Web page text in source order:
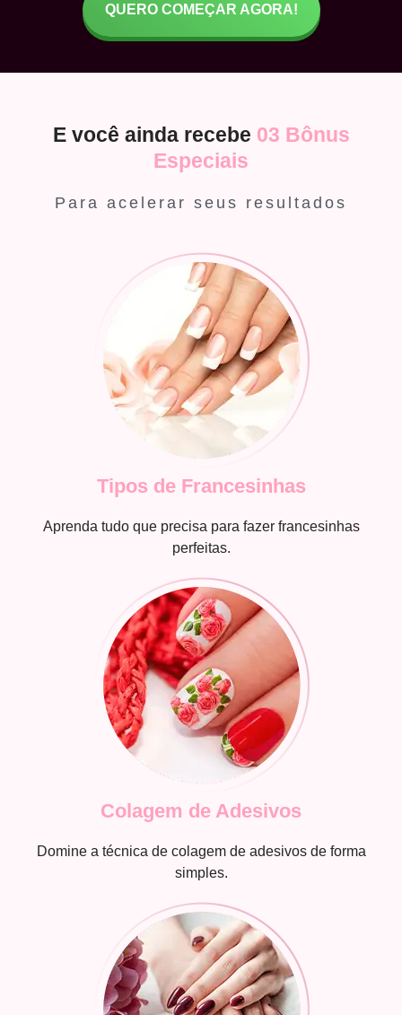
QUERO COMEÇAR AGORA!
E você ainda recebe 03 Bônus
Especiais
Para acelerar seus resultados
Tipos de Francesinhas
Aprenda tudo que precisa para fazer francesinhas
perfeitas.
Colagem de Adesivos
Domine a técnica de colagem de adesivos de forma
simples.